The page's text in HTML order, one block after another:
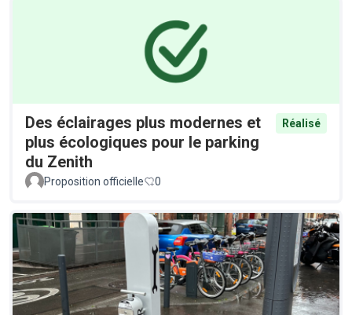
Des éclairages plus modernes et
plus écologiques pour le parking
du Zenith
Réalisé
Proposition officielle 0